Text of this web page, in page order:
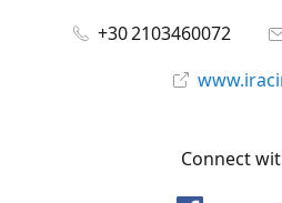
+30 2103460072
Connect